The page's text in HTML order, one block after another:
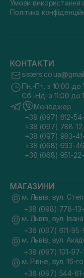
Умови використання
Політика
КОНТАКТИ
Пн.-Пт. з 10:00 до
Сб.-Нд. з 11:00 до
Менеджер
+38 (097) 612-
+38 (097) 788-
+38 (097) 983-
+38 (068) 693-
+38 (068) 951-
МАГАЗИНИ
м. Львів, вул.
+38 (098) 778-
м. Львів, вул.
+38 (097) 611-
м. Львів, вул.
+38 (097) 101-97-
м. Рівне, вул. 16-
+38 (097) 544-